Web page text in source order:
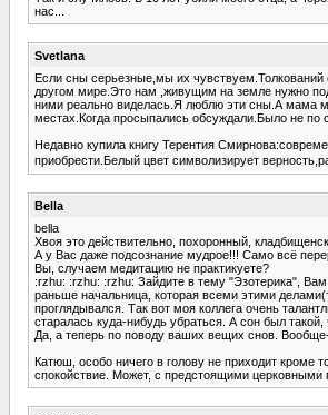
нас...
Svetlana
Если сны серьезные,мы их
другом мире.Это нам ,живущим на земле нужно
ними реально виделась.Я люблю эти сны.А мама
местах.Когда просыпались обсуждали.Было не по
Недавно купила книгу Терентия
приобрести.Белый цвет символизирует
Bella
bella
Хвоя это действительно, похоронный,
А у Вас даже подсознание мудрое!!! Само всё
Вы, случаем медитацию не практикуете?
:rzhu: :rzhu: :rzhu: Зайдите в тему "Эзотерика",
раньше начальница, которая всеми этими
проглядывался. Так вот моя коллега очень
старалась куда-нибудь убраться. А сон был
Да, а теперь по поводу ваших вещих снов.
Катюш, особо ничего в голову не приходит кроме
спокойствие. Может, с предстоящими церковными